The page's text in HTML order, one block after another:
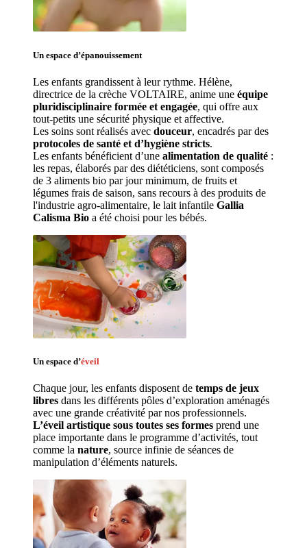
Un espace d’épanouissement
Les enfants grandissent à leur rythme. Hélène,
directrice de la crèche VOLTAIRE, anime une équipe
pluridisciplinaire formée et engagée, qui offre aux
tout-petits une sécurité physique et affective.
Les soins sont réalisés avec douceur
protocoles de santé et d’hygiène stricts.
Les enfants bénéficient d’une alimentation de qualité :
les repas, élaborés par des diététiciens, sont composés
de 3 aliments bio par jour minimum, de fruits et
légumes frais de saison, sans recours à des produits de
l'industrie agro-alimentaire, le lait infantile Gallia
Calisma Bio a été choisi pour les bébés.
Un espace d’éveil
Chaque jour, les enfants disposent de temps de jeux
libres dans les différents pôles d’exploration aménagés
L’éveil artistique sous toutes ses formes prend une
place importante dans le programme d’activités, tout
comme la nature, source infinie de séances de
manipulation d’éléments naturels.